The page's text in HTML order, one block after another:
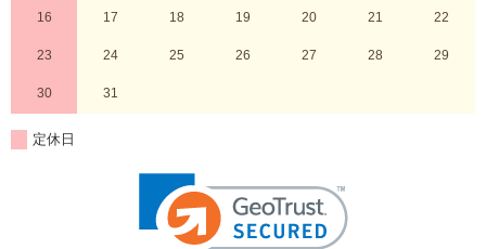
16 17 18 19 20 21 22
23 24 25 26 27 28 29
30 31
定休日